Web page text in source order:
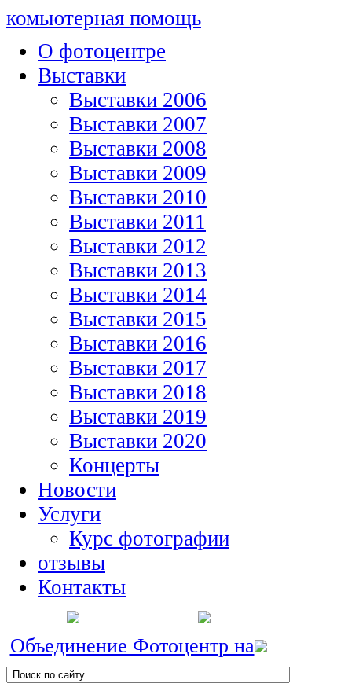
комьютерная помощь
О фотоцентре
Выставки
Выставки 2006
Выставки 2007
Выставки 2008
Выставки 2009
Выставки 2010
Выставки 2011
Выставки 2012
Выставки 2013
Выставки 2014
Выставки 2015
Выставки 2016
Выставки 2017
Выставки 2018
Выставки 2019
Выставки 2020
Концерты
Новости
Услуги
Курс фотографии
отзывы
Контакты
Объединение Фотоцентр на